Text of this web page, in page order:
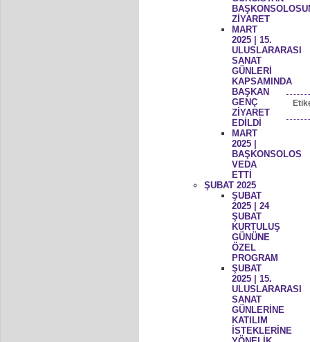
ZİYARET
MART
2025 | 15.
ULUSLARARASI
SANAT
GÜNLERİ
KAPSAMINDA
BAŞKAN
GENÇ
ZİYARET
EDİLDİ
MART
2025 |
BAŞKONSOLOS
VEDA
ETTİ
ŞUBAT 2025
ŞUBAT
2025 | 24
ŞUBAT
KURTULUŞ
GÜNÜNE
ÖZEL
PROGRAM
ŞUBAT
2025 | 15.
ULUSLARARASI
SANAT
GÜNLERİNE
KATILIM
İSTEKLERİNE